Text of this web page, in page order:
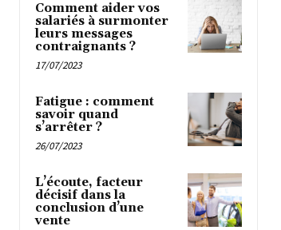
Comment aider vos
salariés à surmonter
leurs messages
contraignants ?
17/07/2023
Fatigue : comment
savoir quand
s’arrêter ?
26/07/2023
L’écoute, facteur
décisif dans la
conclusion d’une
vente